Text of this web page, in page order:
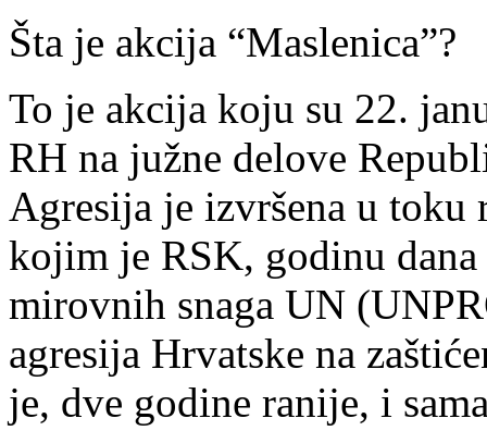
Šta je akcija “Maslenica”?
To je akcija koju su 22.
RH na južne delove
Agresija je izvršena u toku
kojim je RSK, godinu
mirovnih snaga UN
agresija Hrvatske na
je, dve godine ranije, i